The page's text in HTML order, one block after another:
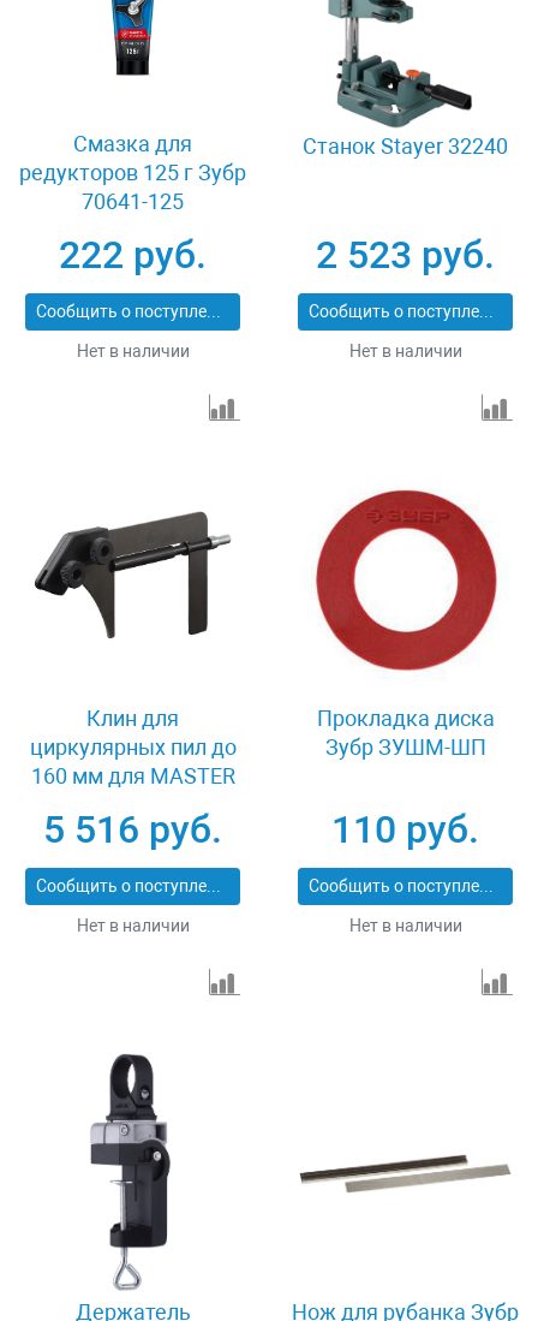
Смазка для
редукторов 125 г Зубр
70641-125
222 руб.
Сообщить о поступлении
Нет в наличии
Станок Stayer 32240
2 523 руб.
Сообщить о поступлении
Нет в наличии
Клин для
циркулярных пил до
160 мм для MASTER
6903000
5 516 руб.
Сообщить о поступлении
Нет в наличии
Прокладка диска
Зубр ЗУШМ-ШП
110 руб.
Сообщить о поступлении
Нет в наличии
Держатель Нож для рубанка Зубр